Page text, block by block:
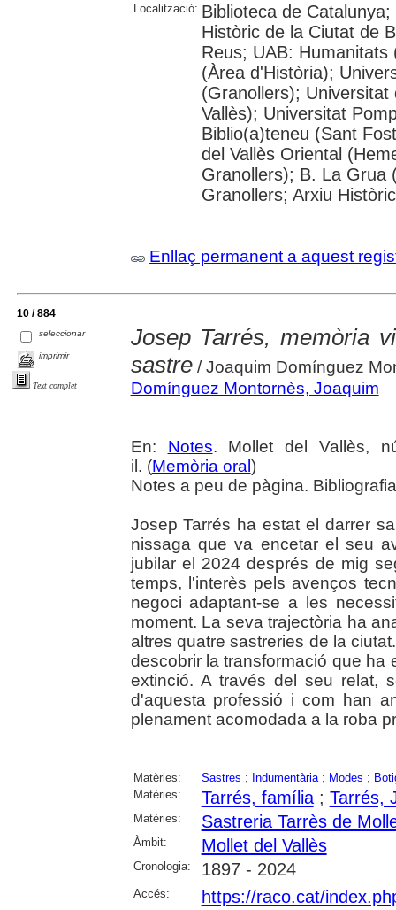
Localització: Biblioteca de
Històric de la Ciutat de
Reus; UAB:
(Àrea d'Història);
(Granollers);
Vallès); Universitat
Biblio(a)teneu (Sant
del Vallès Oriental
Granollers); B. La Grua
Granollers; Arxiu
Enllaç permanent a aquest
10 / 884
seleccionar
imprimir
Text complet
Josep Tarrés, memòria
sastre/ Joaquim Domínguez
Domínguez Montornès, Joaquim
En: Notes. Mollet del Vallès,
il. (Memòria oral )
Notes a peu de pàgina.
Josep Tarrés ha estat el darrer
nissaga que va encetar el seu
jubilar el 2024 després de mig
temps, l'interès pels avenços
negoci adaptant-se a les
moment. La seva trajectòria ha
altres quatre sastreries de la
descobrir la transformació que ha
extinció. A través del seu relat,
d'aquesta professió i com han
plenament acomodada a la roba
Matèries: Sastres ; Indumentària; Modes ;
Matèries:
Tarrés, família; Tarrés,
Matèries: Sastreria Tarrès de
Àmbit: Mollet del Vallès
Cronologia: 1897 - 2024
Accés: https://raco.cat/